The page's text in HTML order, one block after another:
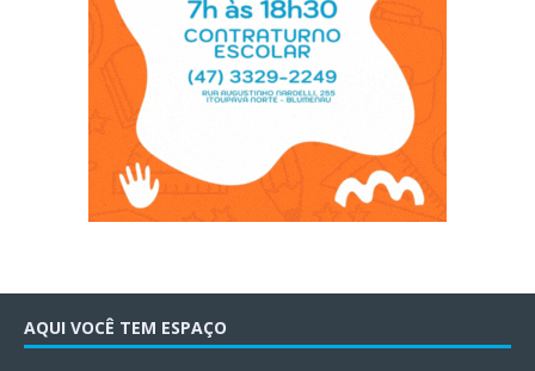
AQUI VOCÊ TEM ESPAÇO